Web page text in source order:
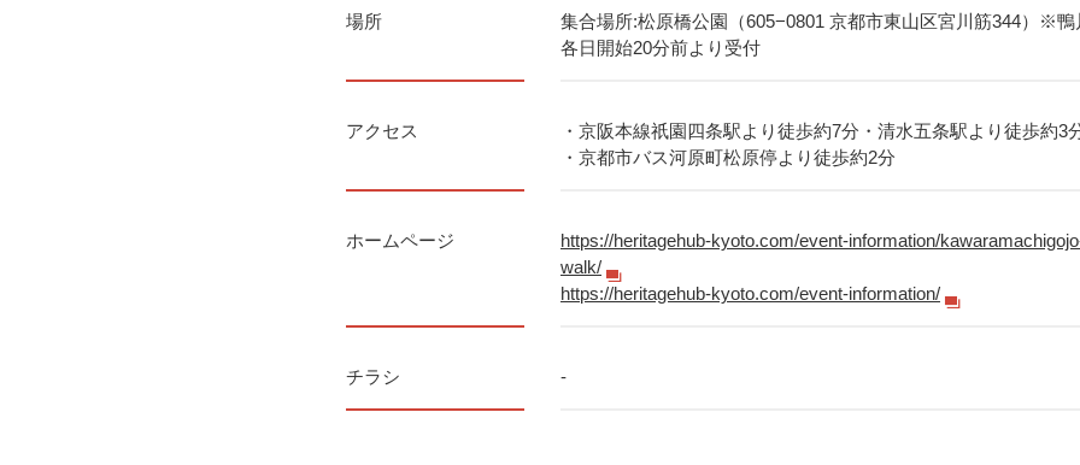
場所
集合場所:松原橋公園（605−0801 京都市東山区宮川筋344）※
各日開始20分前より受付
アクセス
・京阪本線祇園四条駅より徒歩約7分・清水五条駅より徒歩約3
・京都市バス河原町松原停より徒歩約2分
ホームページ
https://heritagehub-kyoto.com/event-information/
walk/
https://heritagehub-kyoto.com/event-information/
チラシ -